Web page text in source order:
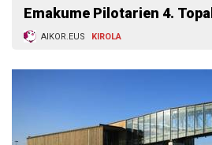
Emakume Pilotarien 4.
AIKOR.EUS KIROLA